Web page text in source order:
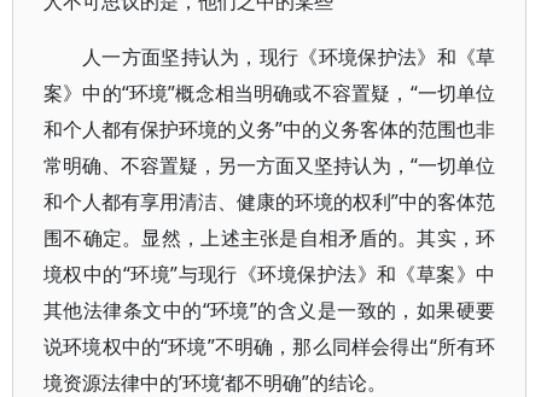
人一方面坚持认为，现行《环境保护法》和《草
案》中的“环境”概念相当明确或不容置疑，“一切单位
和个人都有保护环境的义务”中的义务客体的范围也非
常明确、不容置疑，另一方面又坚持认为，“一切单位
和个人都有享用清洁、健康的环境的权利”中的客体范
围不确定。显然，上述主张是自相矛盾的。其实，环
境权中的“环境”与现行《环境保护法》和《草案》中
其他法律条文中的“环境”的含义是一致的，如果硬要
说环境权中的“环境”不明确，那么同样会得出“所有环
境资源法律中的’环境‘都不明确”的结论。